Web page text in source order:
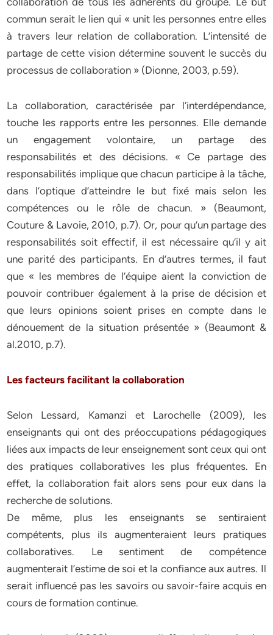
commun serait le lien qui « unit les personnes entre elles
à travers leur relation de collaboration. L’intensité de
partage de cette vision détermine souvent le succès du
processus de collaboration » (Dionne, 2003, p.59).
La collaboration, caractérisée par l’interdépendance,
touche les rapports entre les personnes. Elle demande
un engagement volontaire, un partage des
responsabilités et des décisions. « Ce partage des
responsabilités implique que chacun participe à la tâche,
dans l’optique d’atteindre le but fixé mais selon les
compétences ou le rôle de chacun. » (Beaumont,
Couture & Lavoie, 2010, p.7). Or, pour qu’un partage des
responsabilités soit effectif, il est nécessaire qu’il y ait
une parité des participants. En d’autres termes, il faut
que « les membres de l’équipe aient la conviction de
pouvoir contribuer également à la prise de décision et
que leurs opinions soient prises en compte dans le
dénouement de la situation présentée » (Beaumont &
al.2010, p.7).
Les facteurs facilitant la collaboration
Selon Lessard, Kamanzi et Larochelle (2009), les
enseignants qui ont des préoccupations pédagogiques
liées aux impacts de leur enseignement sont ceux qui ont
des pratiques collaboratives les plus fréquentes. En
effet, la collaboration fait alors sens pour eux dans la
recherche de solutions.
De même, plus les enseignants se sentiraient
compétents, plus ils augmenteraient leurs pratiques
collaboratives. Le sentiment de compétence
augmenterait l’estime de soi et la confiance aux autres. Il
serait influencé pas les savoirs ou savoir-faire acquis en
cours de formation continue.